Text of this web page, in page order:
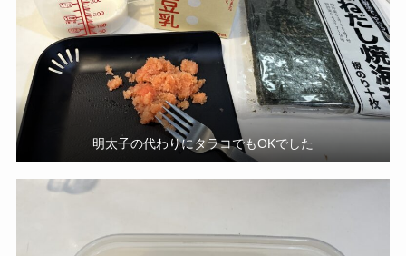
明太子の代わりにタラコでもOKでした